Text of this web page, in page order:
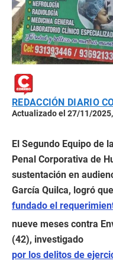
REDACCIÓN DIARIO
Actualizado el 27/11/
El Segundo Equipo de
Penal Corporativa de
sustentación en
García Quilca, logró
fundado el
nueve meses contra
(42), investigado
por los delitos de